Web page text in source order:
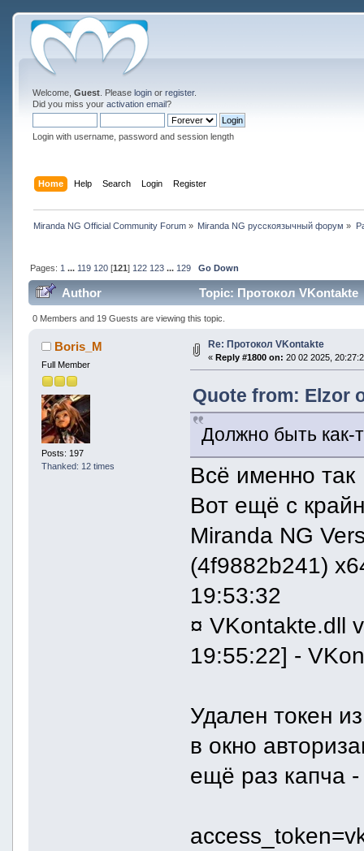
Welcome, Guest. Please loginor register.
Did you miss your activation email?
Login with username, password and session length
Home Help Search Login Register
Miranda NG Official Community Forum» Miranda NG русскоязычный форум »
Pages: 1 ... 119 120[121] 122 123 ... 129 Go Down
Author Topic: Протокол VKontakte
0 Members and 19 Guests are viewing this topic.
Boris_M
Full Member
Posts: 197
Thanked: 12 times
Re: Протокол VKontakte
« Reply #1800 on: 20 02 2025,
Quote from: Elzor
Должно быть как-
Всё именно так
Вот ещё с
Miranda NG
(4f9882b241)
19:53:32
¤ VKontakte.dll
19:55:22] -
Удален токен
в окно
ещё раз капча